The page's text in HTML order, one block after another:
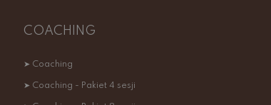
COACHING
➤ Coaching
➤ Coaching - Pakiet 4 sesji